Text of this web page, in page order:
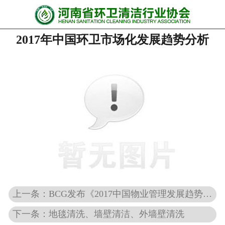
网站首页
协会动态
党政要闻
关于协会
联系我们
2017年中国环卫市场化发展趋势分析
上一条：BCG发布《2017中国物业管理发展趋势报告》
下一条：地毯清洗、墙壁清洁、外墙壁清洗